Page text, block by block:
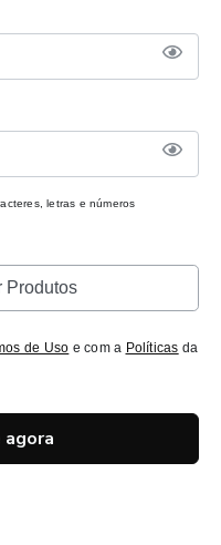
letras e números
Produtos
de Uso e com a Políticas da